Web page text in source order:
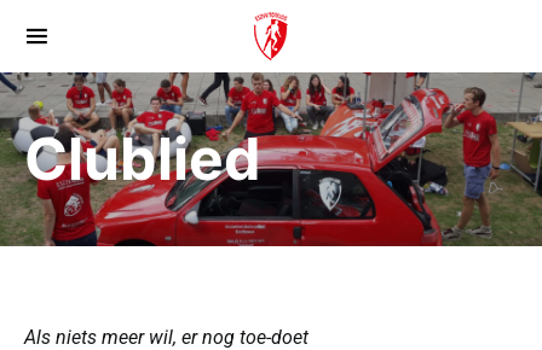
Clublied
Als niets meer wil, er nog toe-doet